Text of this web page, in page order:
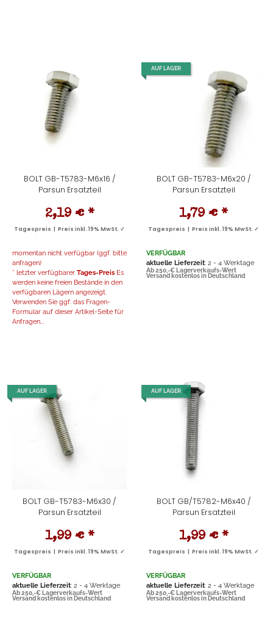
BOLT GB-T5783-M6x16 /
Parsun Ersatzteil
2,19 € *
Tagespreis | Preis inkl. 19% MwSt. ✓
momentan nicht verfügbar (ggf. bitte
anfragen)
* letzter verfügbarer Tages-Preis Es
werden keine freien Bestände in den
verfügbaren Lägern angezeigt.
Verwenden Sie ggf. das Fragen-
Formular auf dieser Artikel-Seite für
Anfragen...
AUF LAGER
BOLT GB-T5783-M6x20 /
Parsun Ersatzteil
1,79 € *
Tagespreis | Preis inkl. 19% MwSt. ✓
VERFÜGBAR
aktuelle Lieferzeit: 2 - 4 Werktage
Ab 250,-€ Lagerverkaufs-Wert
Versand kostenlos in Deutschland
AUF LAGER
BOLT GB-T5783-M6x30 /
Parsun Ersatzteil
1,99 € *
Tagespreis | Preis inkl. 19% MwSt. ✓
VERFÜGBAR
aktuelle Lieferzeit: 2 - 4 Werktage
Ab 250,-€ Lagerverkaufs-Wert
Versand kostenlos in Deutschland
AUF LAGER
BOLT GB/T5782-M6x40 /
Parsun Ersatzteil
1,99 € *
Tagespreis | Preis inkl. 19% MwSt. ✓
VERFÜGBAR
aktuelle Lieferzeit: 2 - 4 Werktage
Ab 250,-€ Lagerverkaufs-Wert
Versand kostenlos in Deutschland